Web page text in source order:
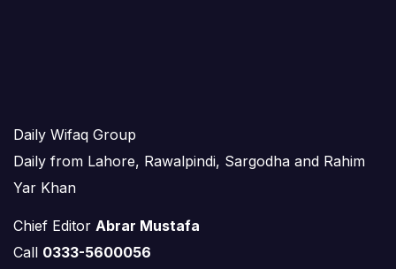
Daily Wifaq Group
Daily from Lahore, Rawalpindi, Sargodha and Rahim
Yar Khan
Chief Editor Abrar Mustafa
Call 0333-5600056